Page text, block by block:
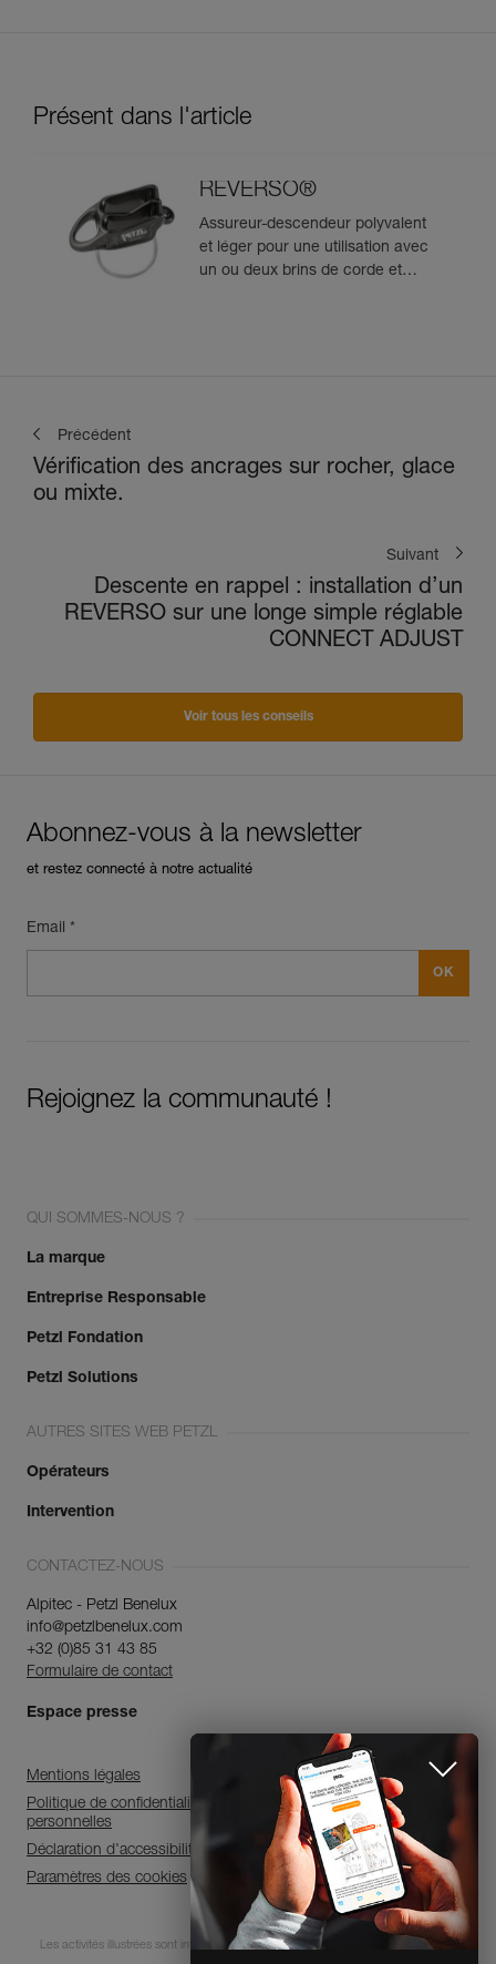
Présent dans l'article
REVERSO®
Assureur-descendeur polyvalent
et léger pour une utilisation avec
un ou deux brins de corde et
Précédent
Vérification des ancrages sur rocher, glace
ou mixte.
Suivant
Descente en rappel : installation d’un
REVERSO sur une longe simple réglable
CONNECT ADJUST
Voir tous les conseils
Abonnez-vous à la
newsletter
Abonnez-vous à la newsletter
et restez connecté à notre actualité
Email *
Rejoignez la communauté !
QUI SOMMES-NOUS ?
La marque
Entreprise Responsable
Petzl Fondation
Petzl Solutions
AUTRES SITES WEB PETZL
Opérateurs
Intervention
CONTACTEZ-NOUS
Alpitec - Petzl Benelux
info@petzlbenelux.com
+32 (0)85 31 43 85
Formulaire de contact
Espace presse
Mentions légales
Politique de confidentialité et de traitement des données
personnelles
Déclaration d'accessibilité
Paramètres des cookies
Les activités illustrées sont intrinsèquement dangereuses. Chaque utilisateur doit